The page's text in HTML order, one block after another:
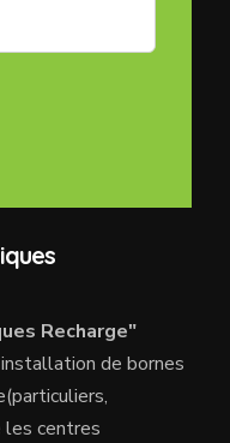
Recharge"
de bornes
les centres